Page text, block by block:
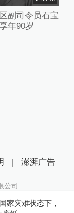
副司令员石宝
年90岁
家灾难状态下，
| 澎湃广告
公司
号